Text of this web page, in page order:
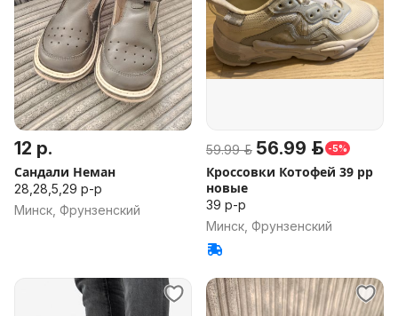
12 р.
Сандали Неман
28,28,5,29 р-р
Минск, Фрунзенский
59.99 р. 56.99 р. -5%
Кроссовки Котофей 39 рр
новые
39 р-р
Минск, Фрунзенский